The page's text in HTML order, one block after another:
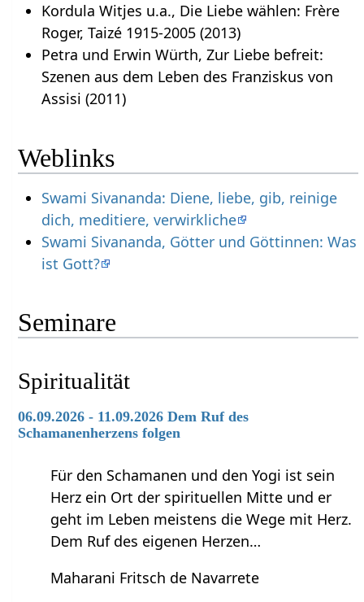
Kordula Witjes u.a., Die Liebe wählen: Frère
Roger, Taizé 1915-2005 (2013)
Petra und Erwin Würth, Zur Liebe befreit:
Szenen aus dem Leben des Franziskus von
Assisi (2011)
Weblinks
Swami Sivananda: Diene, liebe, gib, reinige
dich, meditiere, verwirkliche
Swami Sivananda, Götter und Göttinnen: Was
ist Gott?
Seminare
Spiritualität
06.09.2026 - 11.09.2026 Dem Ruf des
Schamanenherzens folgen
Für den Schamanen und den Yogi ist sein
Herz ein Ort der spirituellen Mitte und er
geht im Leben meistens die Wege mit Herz.
Dem Ruf des eigenen Herzen…
Maharani Fritsch de Navarrete